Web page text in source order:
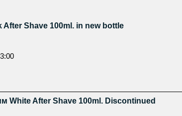
After Shave 100ml. in new bottle
White After Shave 100ml. Discontinued